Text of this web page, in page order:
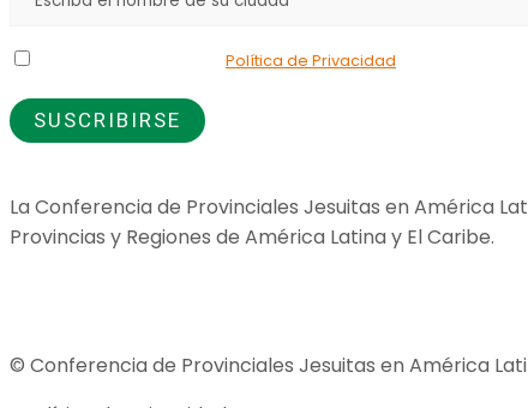
Política de Privacidad
La Conferencia de Provinciales Jesuitas en América
Provincias y Regiones de América Latina y El Caribe.
© Conferencia de Provinciales Jesuitas en América